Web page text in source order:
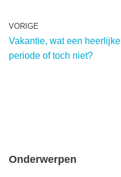
VORIGE
Vakantie, wat een heerlijke
periode of toch niet?
Onderwerpen